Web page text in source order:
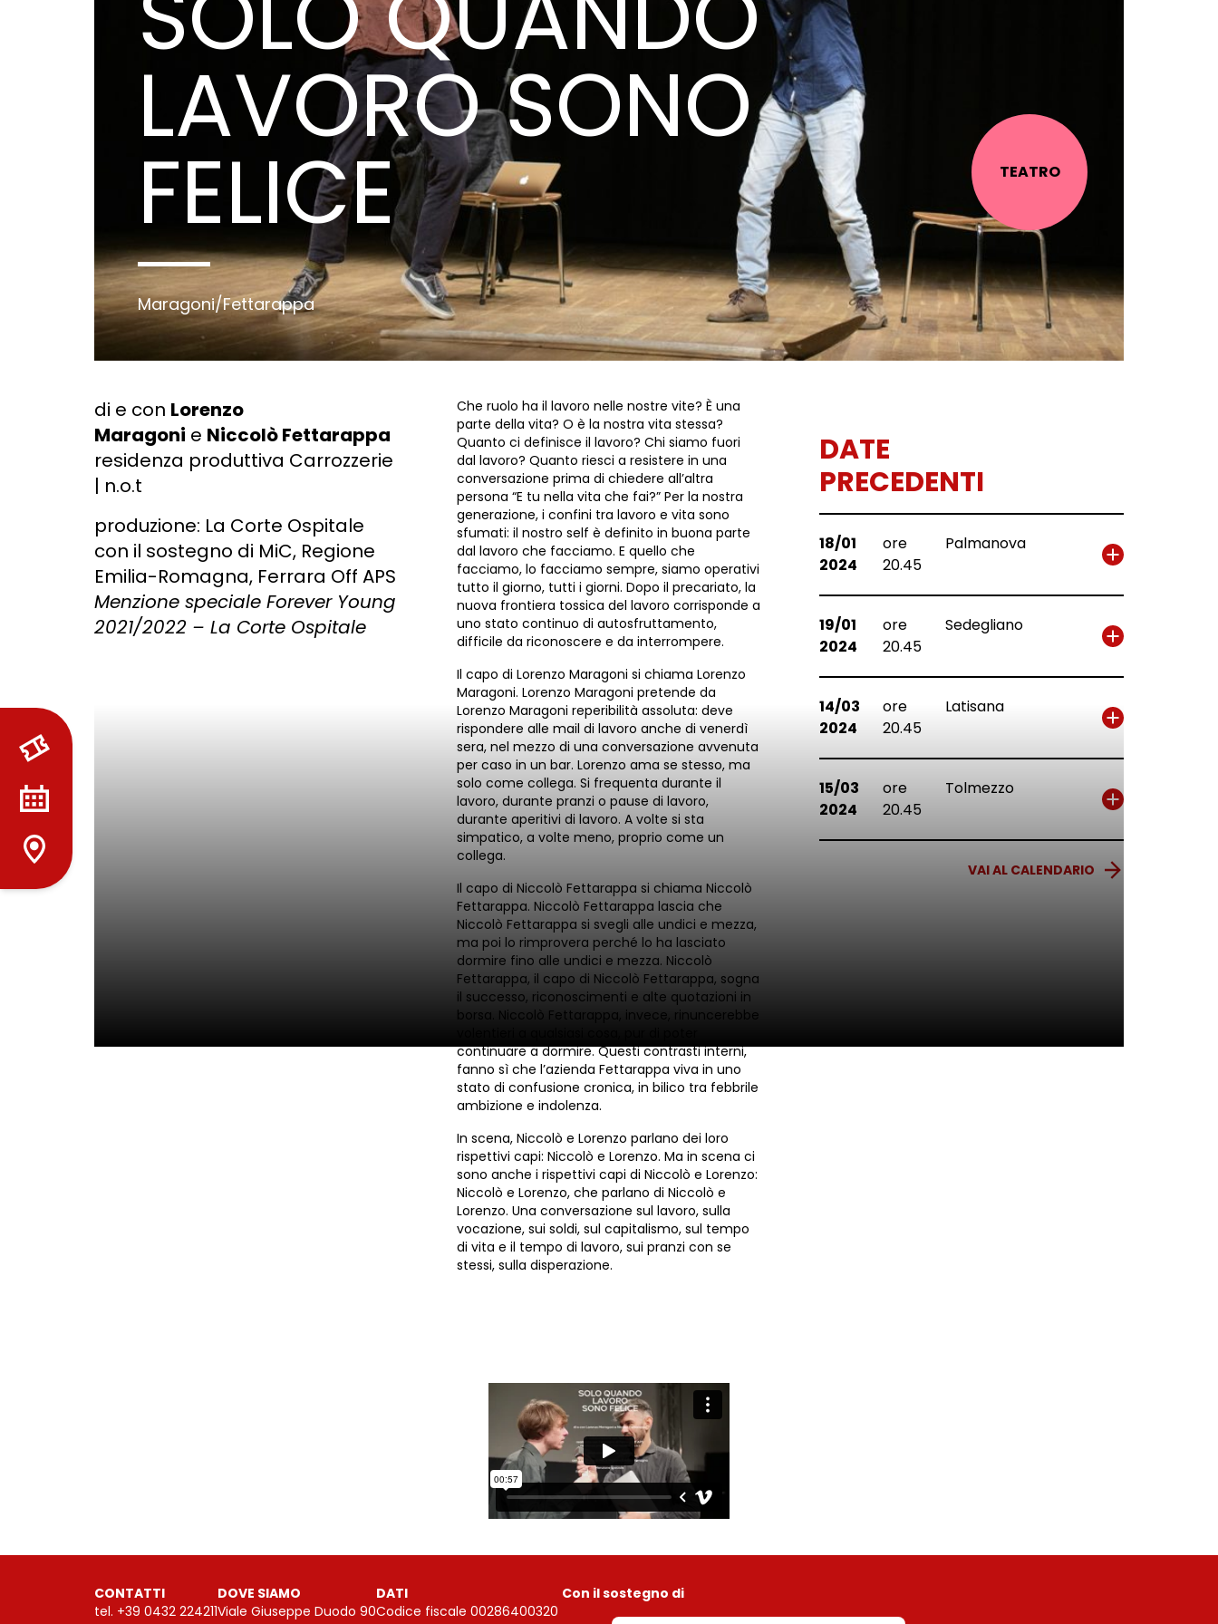
LAVORO SONO
FELICE
Maragoni/Fettarappa
TEATRO
di e con Lorenzo
Maragoni e Niccolò Fettarappa
residenza produttiva Carrozzerie
| n.o.t
produzione: La Corte Ospitale
con il sostegno di MiC, Regione
Emilia-Romagna, Ferrara Off APS
Menzione speciale Forever Young
2021/2022 – La Corte Ospitale
Che ruolo ha il lavoro nelle nostre vite? È una
parte della vita? O è la nostra vita stessa?
Quanto ci definisce il lavoro? Chi siamo fuori
dal lavoro? Quanto riesci a resistere in una
conversazione prima di chiedere all’altra
persona “E tu nella vita che fai?” Per la nostra
generazione, i confini tra lavoro e vita sono
sfumati: il nostro self è definito in buona parte
dal lavoro che facciamo. E quello che
facciamo, lo facciamo sempre, siamo operativi
tutto il giorno, tutti i giorni. Dopo il precariato, la
nuova frontiera tossica del lavoro corrisponde a
uno stato continuo di autosfruttamento,
difficile da riconoscere e da interrompere.
Il capo di Lorenzo Maragoni si chiama Lorenzo
Maragoni. Lorenzo Maragoni pretende da
Lorenzo Maragoni reperibilità assoluta: deve
rispondere alle mail di lavoro anche di venerdì
sera, nel mezzo di una conversazione avvenuta
per caso in un bar. Lorenzo ama se stesso, ma
solo come collega. Si frequenta durante il
lavoro, durante pranzi o pause di lavoro,
durante aperitivi di lavoro. A volte si sta
simpatico, a volte meno, proprio come un
collega.
Il capo di Niccolò Fettarappa si chiama Niccolò
Fettarappa. Niccolò Fettarappa lascia che
Niccolò Fettarappa si svegli alle undici e mezza,
ma poi lo rimprovera perché lo ha lasciato
dormire fino alle undici e mezza. Niccolò
Fettarappa, il capo di Niccolò Fettarappa, sogna
il successo, riconoscimenti e alte quotazioni in
borsa. Niccolò Fettarappa, invece, rinuncerebbe
continuare a dormire. Questi contrasti interni,
fanno sì che l’azienda Fettarappa viva in uno
stato di confusione cronica, in bilico tra febbrile
ambizione e indolenza.
In scena, Niccolò e Lorenzo parlano dei loro
rispettivi capi: Niccolò e Lorenzo. Ma in scena ci
sono anche i rispettivi capi di Niccolò e Lorenzo:
Niccolò e Lorenzo, che parlano di Niccolò e
Lorenzo. Una conversazione sul lavoro, sulla
vocazione, sui soldi, sul capitalismo, sul tempo
di vita e il tempo di lavoro, sui pranzi con se
stessi, sulla disperazione.
DATE
PRECEDENTI
18/01
2024
ore
20.45
Palmanova
19/01
2024
ore
20.45
Sedegliano
14/03
2024
ore
20.45
Latisana
15/03
2024
ore
20.45
Tolmezzo
VAI AL CALENDARIO
CONTATTI
tel. +39 0432 224211
DOVE SIAMO
Viale Giuseppe Duodo 90
DATI
Codice fiscale 00286400320
Con il sostegno di